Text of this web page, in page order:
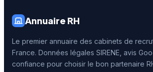
Annuaire RH
Le premier annuaire des cabinets de
France. Données légales SIRENE, avis
confiance pour choisir le bon partenaire